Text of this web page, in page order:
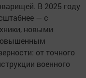
В 2025 году
— с
новыми
от точного
военного